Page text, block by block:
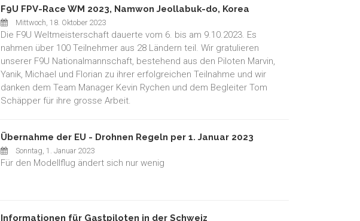
F9U FPV-Race WM 2023, Namwon Jeollabuk-do, Korea
Mittwoch, 18. Oktober 2023
Die F9U Weltmeisterschaft dauerte vom 6. bis am 9.10.2023. Es
nahmen über 100 Teilnehmer aus 28 Ländern teil. Wir gratulieren
unserer F9U Nationalmannschaft, bestehend aus den Piloten Marvin,
Yanik, Michael und Florian zu ihrer erfolgreichen Teilnahme und wir
danken dem Team Manager Kevin Rychen und dem Begleiter Tom
Schäpper für ihre grosse Arbeit.
Übernahme der EU - Drohnen Regeln per 1. Januar 2023
Sonntag, 1. Januar 2023
Für den Modellflug ändert sich nur wenig
Informationen für Gastpiloten in der Schweiz